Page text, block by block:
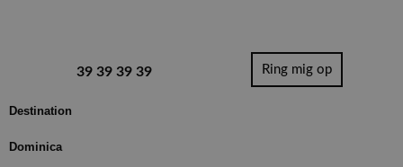
39 39 39 39 Ring mig op
Destination
Dominica